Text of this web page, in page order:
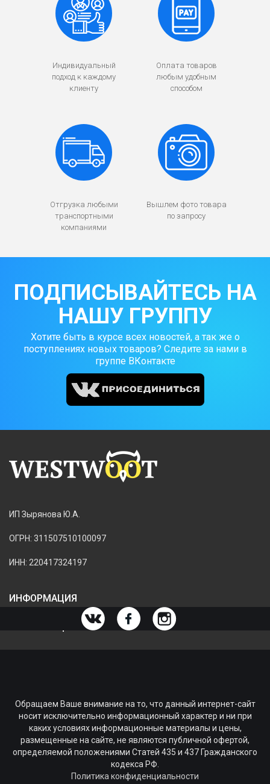
Индивидуальный
подход к каждому
клиенту
Оплата товаров
любым удобным
способом
Отгрузка любыми
транспортными
компаниями
Вышлем фото товара
по запросу
ПОДПИСЫВАЙТЕСЬ НА
НАШУ ГРУППУ
Хотите быть в курсе всех новостей, а так же о
поступлениях новых товаров? Следите за нами в
группе ВКонтакте
ИП Зырянова Ю.А.
ОГРН: 311507510100097
ИНН: 220417324197
ИНФОРМАЦИЯ
ИНФОРМАЦИЯ О МАГАЗИНЕ
Обращаем Ваше внимание на то, что данный интернет-сайт
носит исключительно информационный характер и ни при
каких условиях информационные материалы и цены,
размещенные на сайте, не являются публичной офертой,
определяемой положениями Статей 435 и 437 Гражданского
кодекса РФ.
Политика конфиденциальности